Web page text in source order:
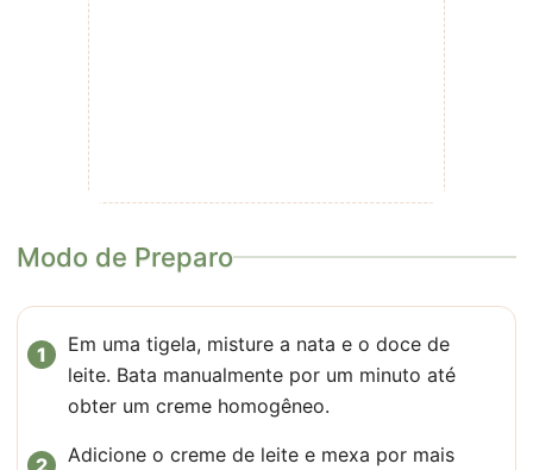
Modo de Preparo
Em uma tigela, misture a nata e o doce de
leite. Bata manualmente por um minuto até
obter um creme homogêneo.
Adicione o creme de leite e mexa por mais